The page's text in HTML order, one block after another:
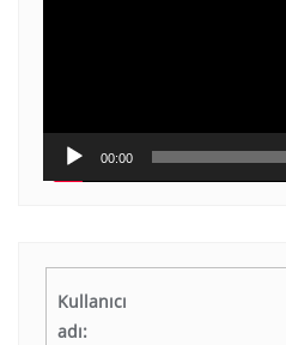
00:00
Kullanıcı
adı: